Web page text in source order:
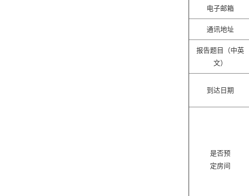
电子邮箱
通讯地址
报告题目（中英
文）
到达日期
是否预
定房间